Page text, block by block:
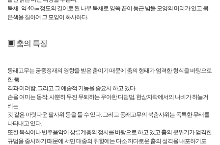
북채 : 약 40㎝ 정도의 길이로 된 나무 북채로 양쪽 끝이 둥근 밤톨 모양의 머리가 있고 붉
은색을 칠하여 그 모양이 화사하다.
▣ 춤의 특징
동래고무는 궁중정재의 영향을 받은 춤이기 때문에 춤의 형태가 엄격한 형식을 바탕으로
한 품
격과 미려함, 그리고 그 예술적 기능을 중요시 하고 있다.
손을 여미는 동작, 사뿐히 무진 무퇴하는 우아한 디딤법, 한삼자락에서의 나비가 하늘거
리는
것 같은 아릿다운 팔사위 등을 들 수 있다. 그리고 동래고무의 북춤사위는 독특한 무태를
나타내고 있다.
또한 복식이나 반주음악이 상류계층의 정서를 바탕으로 하고 있고 춤의 분위기가 엄격한
규범을 중시하기 때문에 서민 대중의 취향에는 다소 까다로운 춤의 성격을 내포하기도